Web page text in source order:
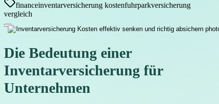
financeinventarversicherung kostenfuhrparkversicherung
vergleich
Die Bedeutung einer
Inventarversicherung für
Unternehmen